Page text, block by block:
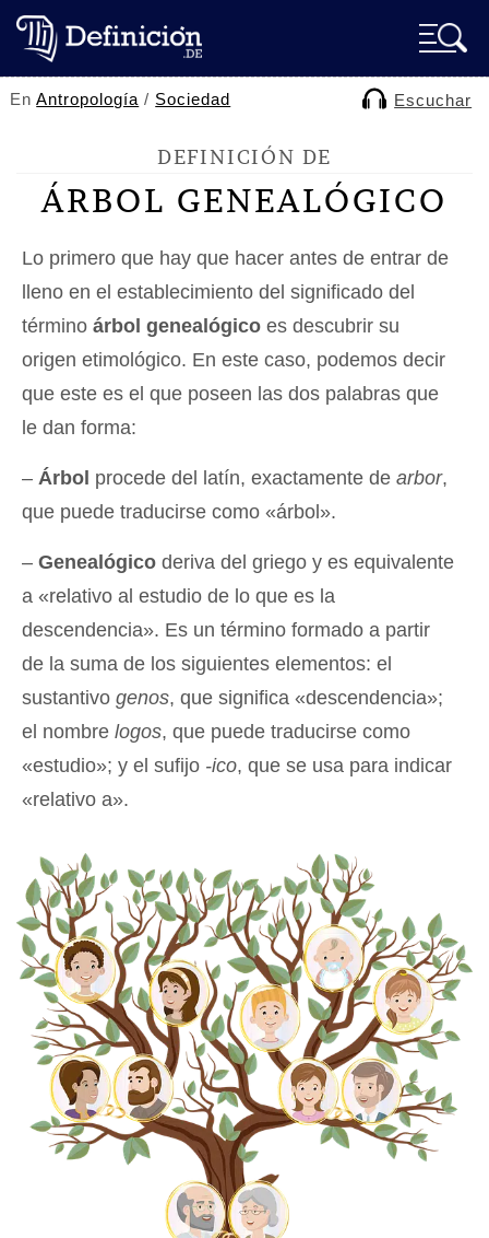
EnAntropología / Sociedad Escuchar
DEFINICIÓN DE
ÁRBOL GENEALÓGICO
Lo primero que hay que hacer antes de entrar de
lleno en el establecimiento del significado del
término árbol genealógico es descubrir su
origen etimológico. En este caso, podemos decir
que este es el que poseen las dos palabras que
le dan forma:
– Árbol procede del latín, exactamente de arbor,
que puede traducirse como «árbol».
– Genealógico deriva del griego y es equivalente
a «relativo al estudio de lo que es la
descendencia». Es un término formado a partir
de la suma de los siguientes elementos: el
sustantivo genos, que significa «descendencia»;
el nombre logos, que puede traducirse como
«estudio»; y el sufijo -ico, que se usa para indicar
«relativo a».